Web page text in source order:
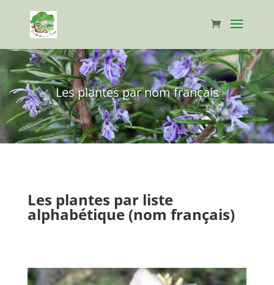
Les plantes par nom français
Les plantes par liste
alphabétique (nom français)